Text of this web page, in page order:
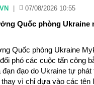
07/08/2026 10:55
Quốc phòng Ukraine
Quốc phòng Ukraine
phó các cuộc tấn công
đạn đạo do Ukraine tự
vì chỉ dựa vào các tên